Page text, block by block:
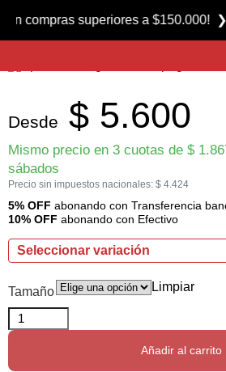
Producto nuevo
Cuchara Voladora Predator marca Cougar
Desde $ 5.600
Mismo precio en 3 cuotas de $
sábados
Precio sin impuestos nacionales: $ 4.424
5% OFF abonando con Transferencia
10% OFF abonando con Efectivo
Seleccionar variación
Tamaño Limpiar
Añadir al carrito
superiores a $150.000! ❯❯❯❯